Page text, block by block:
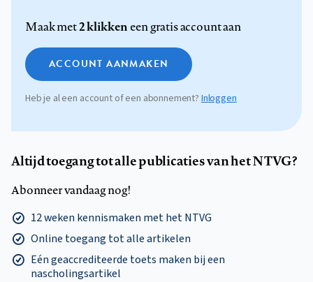
Maak met2 klikkeneen gratis account aan
ACCOUNT AANMAKEN
Heb je al een account of een abonnement? Inloggen
Altijd toegang tot alle publicaties van het NTVG?
Abonneer vandaag nog!
12 weken kennismaken met het NTVG
Online toegang tot alle artikelen
Eén geaccrediteerde toets maken bij een
nascholingsartikel